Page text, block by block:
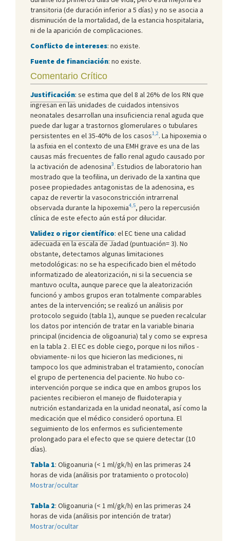
transitoria (de duración inferior a 5 días) y no se asocia a
disminución de la mortalidad, de la estancia hospitalaria,
ni de la aparición de complicaciones.
Conflicto de intereses: no existe.
Fuente de financiación: no existe.
Comentario Crítico
Justificación: se estima que del 8 al 26% de los RN que
ingresan en las unidades de cuidados intensivos
neonatales desarrollan una insuficiencia renal aguda que
puede dar lugar a trastornos glomerulares o tubulares
persistentes en el 35-40% de los casos1,2. La hipoxemia o
la asfixia en el contexto de una EMH grave es una de las
causas más frecuentes de fallo renal agudo causado por
la activación de adenosina3. Estudios de laboratorio han
mostrado que la teofilina, un derivado de la xantina que
posee propiedades antagonistas de la adenosina, es
capaz de revertir la vasoconstricción intrarrenal
observada durante la hipoxemia4,5, pero la repercusión
clínica de este efecto aún está por dilucidar.
Validez o rigor científico: el EC tiene una calidad
adecuada en la escala de Jadad (puntuación= 3). No
obstante, detectamos algunas limitaciones
metodológicas: no se ha especificado bien el método
informatizado de aleatorización, ni si la secuencia se
mantuvo oculta, aunque parece que la aleatorización
funcionó y ambos grupos eran totalmente comparables
antes de la intervención; se realizó un análisis por
protocolo seguido (tabla 1), aunque se pueden recalcular
los datos por intención de tratar en la variable binaria
principal (incidencia de oligoanuria) tal y como se expresa
en la tabla 2 . El EC es doble ciego, porque ni los niños -
obviamente- ni los que hicieron las mediciones, ni
tampoco los que administraban el tratamiento, conocían
el grupo de pertenencia del paciente. No hubo co-
intervención porque se indica que en ambos grupos los
pacientes recibieron el manejo de fluidoterapia y
nutrición estandarizada en la unidad neonatal, así como la
medicación que el médico consideró oportuna. El
seguimiento de los enfermos es suficientemente
prolongado para el efecto que se quiere detectar (10
días).
Tabla 1: Oligoanuria (< 1 ml/gk/h) en las primeras 24
horas de vida (análisis por tratamiento o protocolo)
Mostrar/ocultar
Tabla 2: Oligoanuria (< 1 ml/gk/h) en las primeras 24
horas de vida (análisis por intención de tratar)
Mostrar/ocultar